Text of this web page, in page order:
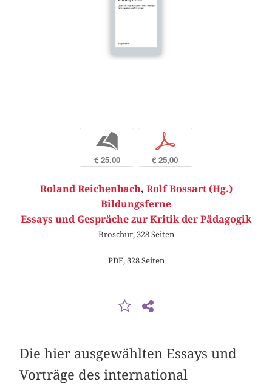
b
€ 25,00
p
€ 25,00
Roland Reichenbach, Rolf Bossart (Hg.)
Bildungsferne
Essays und Gespräche zur Kritik der Pädagogik
Broschur, 328 Seiten
PDF, 328 Seiten
Die hier ausgewählten Essays und
Vorträge des international